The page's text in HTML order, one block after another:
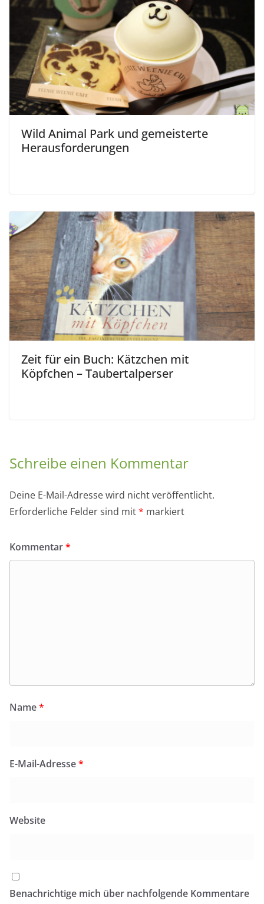
Wild Animal Park und gemeisterte
Herausforderungen
Zeit für ein Buch: Kätzchen mit
Köpfchen – Taubertalperser
Schreibe einen Kommentar
Deine E-Mail-Adresse wird nicht veröffentlicht.
Erforderliche Felder sind mit* markiert
Kommentar*
Name*
E-Mail-Adresse*
Website
Benachrichtige mich über nachfolgende Kommentare